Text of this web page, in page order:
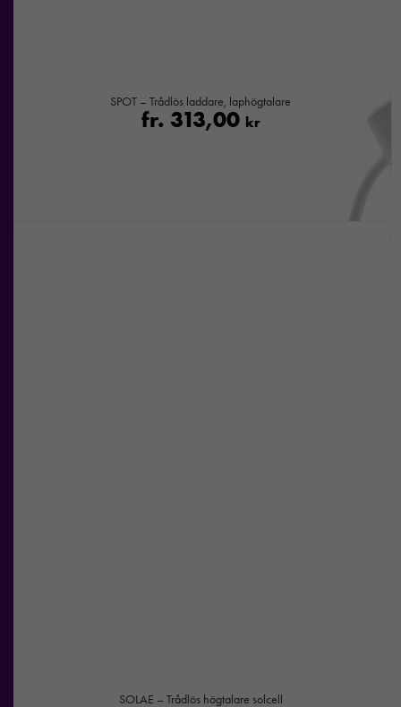
SPOT – Trådlös laddare, laphögtalare
fr. 313,00 kr
SOLAE – Trådlös högtalare solcell